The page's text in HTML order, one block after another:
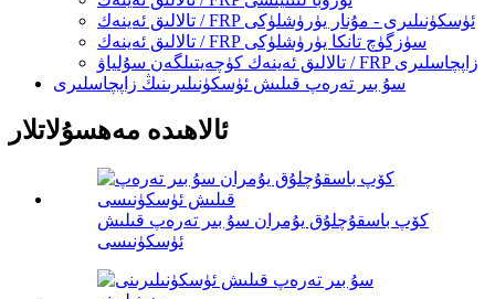
تالالىق ئەينەك / FRP ئۈسكۈنىلىرى - مۇنار يۈرۈشلۈكى
تالالىق ئەينەك / FRP سۈزگۈچ تانكا يۈرۈشلۈكى
تالالىق ئەينەك كۈچەيتىلگەن سۇلياۋ / FRP زاپچاسلىرى
سۇ بىر تەرەپ قىلىش ئۈسكۈنىلىرىنىڭ زاپچاسلىرى
ئالاھىدە مەھسۇلاتلار
كۆپ باسقۇچلۇق يۇمران سۇ بىر تەرەپ قىلىش
ئۈسكۈنىسى